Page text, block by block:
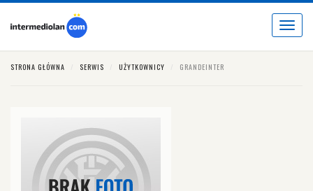
Toggle
STRONA GŁÓWNA SERWIS UŻYTKOWNICY GRANDEINTER